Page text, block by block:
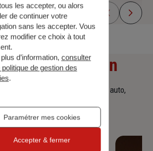
une simulation
simulation tarifaire d'assurance, auto,
les accepter, ou alors
de continuer votre
sans les accepter. Vous
modifier ce choix à tout
d’information, consulter
politique de gestion des
.
Paramétrer mes cookies
Accepter & fermer